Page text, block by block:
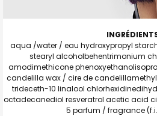
aqua /water / eau hydroxypropyl
stearyl alcoholbehentrimonium
amodimethicone
candelilla wax / cire de
trideceth-10 linalool
octadecanediol resveratrol acetic acid ci
5 parfum / fragrance